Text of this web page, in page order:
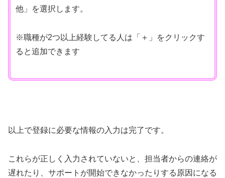
他」を選択します。
※職種が2つ以上経験してる人は「＋」をクリックす
ると追加できます
以上で登録に必要な情報の入力は完了です。
これらが正しく入力されていないと、担当者からの連絡が
遅れたり、サポートが開始できなかったりする原因になる